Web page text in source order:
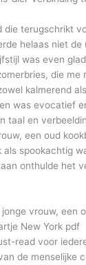
die terugschrikt
helaas niet de
was even
die me
kalmerend
was evocatief
taal en
een oud
als spookachtig
onthulde het
vrouw, een
New York pdf
read voor
de menselijke